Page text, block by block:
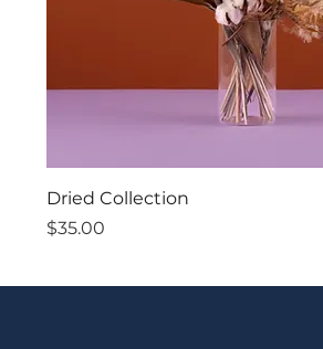
Dried Collection
價格
$35.00